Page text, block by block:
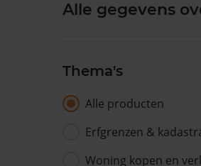
Alle gegevens
Thema's
Alle producten
Erfgrenzen &
Woning kopen en